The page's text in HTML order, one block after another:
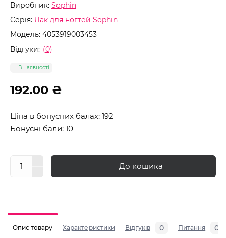
Виробник: Sophin
Серія: Лак для ногтей Sophin
Модель: 4053919003453
Відгуки: (0)
В наявності
192.00 ₴
Ціна в бонусних балах: 192
Бонусні бали: 10
До кошика
Опис товару Характеристики Відгуків 0 Питання 0